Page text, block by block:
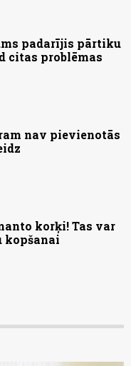
padarījis pārtiku
citas problēmas
nav pievienotās
korķi! Tas var
kopšanai